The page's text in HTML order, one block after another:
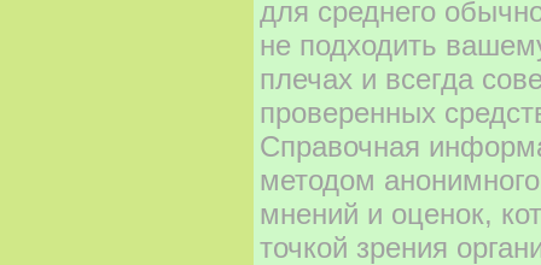
для среднего
не подходить
плечах и всегда
проверенных
Справочная
методом
мнений и оценок,
точкой зрения